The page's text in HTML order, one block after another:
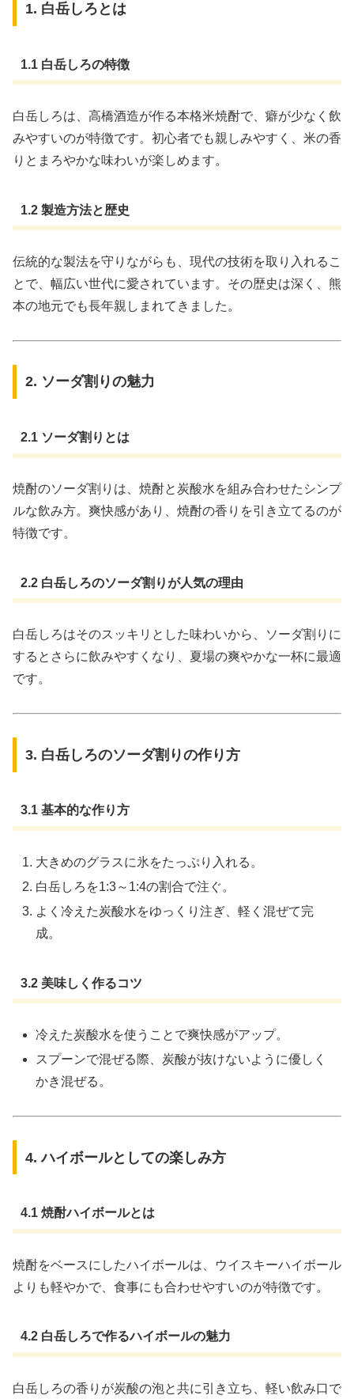
1. 白岳しろとは
1.1 白岳しろの特徴
白岳しろは、高橋酒造が作る本格米焼酎で、癖が少なく飲
みやすいのが特徴です。初心者でも親しみやすく、米の香
りとまろやかな味わいが楽しめます。
1.2 製造方法と歴史
伝統的な製法を守りながらも、現代の技術を取り入れるこ
とで、幅広い世代に愛されています。その歴史は深く、熊
本の地元でも長年親しまれてきました。
2. ソーダ割りの魅力
2.1 ソーダ割りとは
焼酎のソーダ割りは、焼酎と炭酸水を組み合わせたシンプ
ルな飲み方。爽快感があり、焼酎の香りを引き立てるのが
特徴です。
2.2 白岳しろのソーダ割りが人気の理由
白岳しろはそのスッキリとした味わいから、ソーダ割りに
するとさらに飲みやすくなり、夏場の爽やかな一杯に最適
です。
3. 白岳しろのソーダ割りの作り方
3.1 基本的な作り方
大きめのグラスに氷をたっぷり入れる。
白岳しろを1:3～1:4の割合で注ぐ。
よく冷えた炭酸水をゆっくり注ぎ、軽く混ぜて完
成。
3.2 美味しく作るコツ
冷えた炭酸水を使うことで爽快感がアップ。
スプーンで混ぜる際、炭酸が抜けないように優しく
かき混ぜる。
4. ハイボールとしての楽しみ方
4.1 焼酎ハイボールとは
焼酎をベースにしたハイボールは、ウイスキーハイボール
よりも軽やかで、食事にも合わせやすいのが特徴です。
4.2 白岳しろで作るハイボールの魅力
白岳しろの香りが炭酸の泡と共に引き立ち、軽い飲み口で